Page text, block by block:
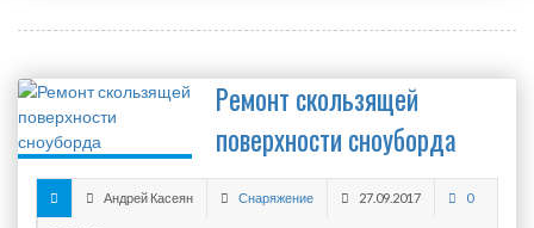
Ремонт скользящей
поверхности сноуборда
Андрей Касеян Снаряжение 27.09.2017 0